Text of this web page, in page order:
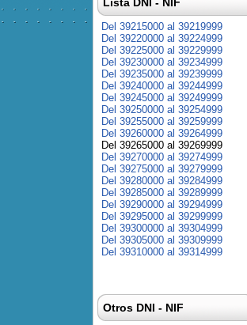
Del 39215000 al 39219999
Del 39220000 al 39224999
Del 39225000 al 39229999
Del 39230000 al 39234999
Del 39235000 al 39239999
Del 39240000 al 39244999
Del 39245000 al 39249999
Del 39250000 al 39254999
Del 39255000 al 39259999
Del 39260000 al 39264999
Del 39265000 al 39269999
Del 39270000 al 39274999
Del 39275000 al 39279999
Del 39280000 al 39284999
Del 39285000 al 39289999
Del 39290000 al 39294999
Del 39295000 al 39299999
Del 39300000 al 39304999
Del 39305000 al 39309999
Del 39310000 al 39314999
Otros DNI - NIF